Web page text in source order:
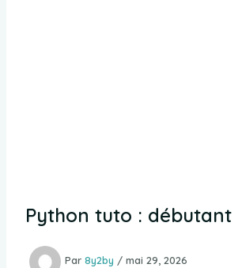
Python tuto : débutant
Par 8y2by / mai 29, 2026